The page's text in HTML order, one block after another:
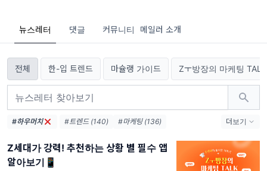
뉴스레터 댓글 커뮤니티 메일러 소개
전체 한-입 트렌드 마슐랭 가이드 Zㅜ방장의 마케팅 TALK
#하우머치 #트렌드 (140)
#마케팅 (136)
#Z세대 (31)
#MZ세대 (22)
#마케팅트렌드 (21)
더보기
Z세대가 강력! 추천하는 상황 별 필수 앱
알아보기📱